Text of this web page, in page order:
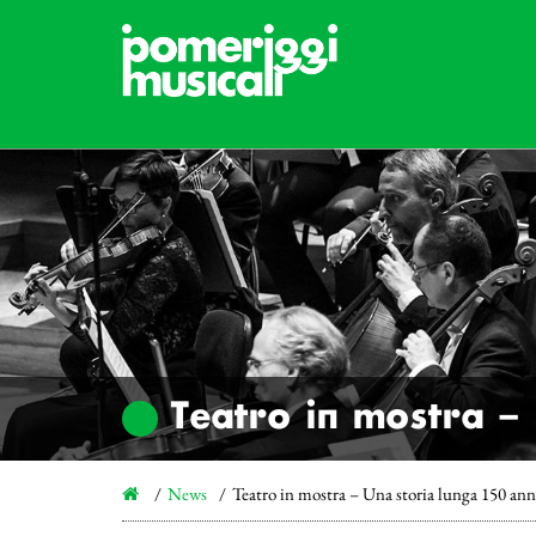
Teatro in mostra –
News Teatro in mostra – Una storia lunga 150